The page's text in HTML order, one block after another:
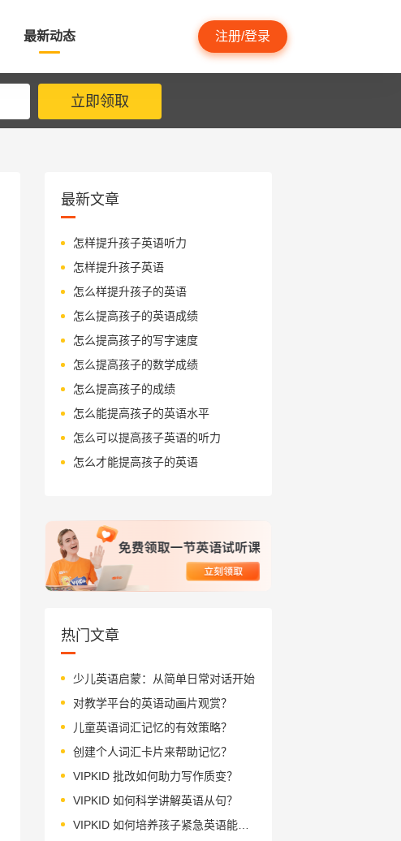
最新动态 注册/登录
立即领取
最新文章
怎样提升孩子英语听力
怎样提升孩子英语
怎么样提升孩子的英语
怎么提高孩子的英语成绩
怎么提高孩子的写字速度
怎么提高孩子的数学成绩
怎么提高孩子的成绩
怎么能提高孩子的英语水平
怎么可以提高孩子英语的听力
怎么才能提高孩子的英语
热门文章
少儿英语启蒙：从简单日常对话开始
对教学平台的英语动画片观赏？
儿童英语词汇记忆的有效策略？
创建个人词汇卡片来帮助记忆？
VIPKID 批改如何助力写作质变？
VIPKID 如何科学讲解英语从句？
VIPKID 如何培养孩子紧急英语能力？